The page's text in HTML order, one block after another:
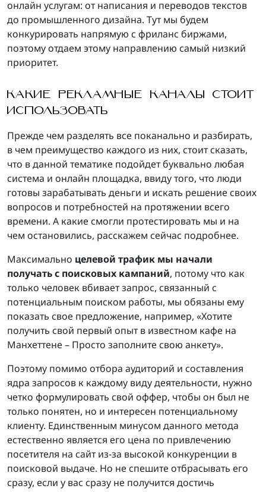
онлайн услугам: от написания и переводов текстов
до промышленного дизайна. Тут мы будем
конкурировать напрямую с фриланс биржами,
поэтому отдаем этому направлению самый низкий
приоритет.
КАКИЕ РЕКЛАМНЫЕ КАНАЛЫ СТОИТ
ИСПОЛЬЗОВАТЬ
Прежде чем разделять все поканально и разбирать,
в чем преимущество каждого из них, стоит сказать,
что в данной тематике подойдет буквально любая
система и онлайн площадка, ввиду того, что люди
готовы зарабатывать деньги и искать решение своих
вопросов и потребностей на протяжении всего
времени. А какие смогли протестировать мы и на
чем остановились, расскажем сейчас подробнее.
Максимально целевой трафик мы начали
получать с поисковых кампаний, потому что как
только человек вбивает запрос, связанный с
потенциальным поиском работы, мы обязаны ему
показать свое предложение, например, «Хотите
получить свой первый опыт в известном кафе на
Манхеттене – Просто заполните свою анкету».
Поэтому помимо отбора аудиторий и составления
ядра запросов к каждому виду деятельности, нужно
четко формулировать свой оффер, чтобы он был не
только понятен, но и интересен потенциальному
клиенту. Единственным минусом данного метода
естественно является его цена по привлечению
посетителя на сайт из-за высокой конкуренции в
поисковой выдаче. Но не спешите отбрасывать его
сразу, если у вас сразу не получится достичь